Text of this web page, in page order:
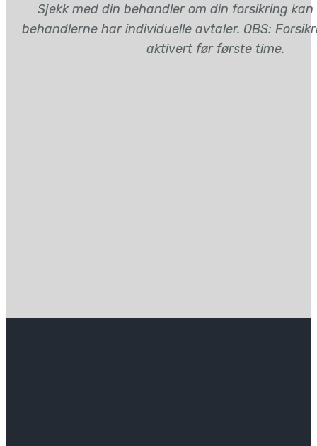
Sjekk med din behandler om din forsikring
behandlerne har individuelle avtaler. OBS:
aktivert før første time.